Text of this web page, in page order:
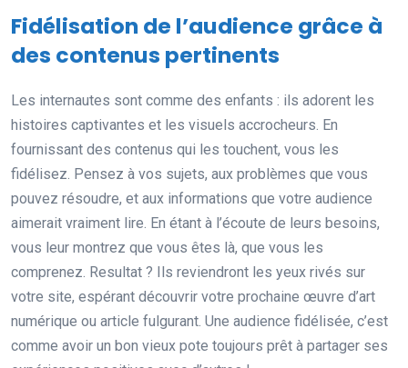
Fidélisation de l’audience grâce à
des contenus pertinents
Les internautes sont comme des enfants : ils adorent les
histoires captivantes et les visuels accrocheurs. En
fournissant des contenus qui les touchent, vous les
fidélisez. Pensez à vos sujets, aux problèmes que vous
pouvez résoudre, et aux informations que votre audience
aimerait vraiment lire. En étant à l’écoute de leurs besoins,
vous leur montrez que vous êtes là, que vous les
comprenez. Resultat ? Ils reviendront les yeux rivés sur
votre site, espérant découvrir votre prochaine œuvre d’art
numérique ou article fulgurant. Une audience fidélisée, c’est
comme avoir un bon vieux pote toujours prêt à partager ses